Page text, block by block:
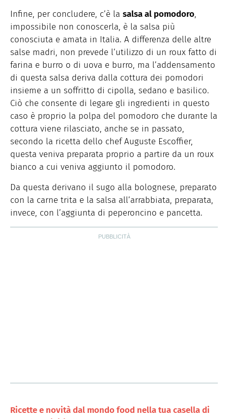
Infine, per concludere, c’è la salsa al pomodoro,
impossibile non conoscerla, è la salsa più
conosciuta e amata in Italia. A differenza delle altre
salse madri, non prevede l’utilizzo di un roux fatto di
farina e burro o di uova e burro, ma l’addensamento
di questa salsa deriva dalla cottura dei pomodori
insieme a un soffritto di cipolla, sedano e basilico.
Ciò che consente di legare gli ingredienti in questo
caso è proprio la polpa del pomodoro che durante la
cottura viene rilasciato, anche se in passato,
secondo la ricetta dello chef Auguste Escoffier,
questa veniva preparata proprio a partire da un roux
bianco a cui veniva aggiunto il pomodoro.
Da questa derivano il sugo alla bolognese, preparato
con la carne trita e la salsa all’arrabbiata, preparata,
invece, con l’aggiunta di peperoncino e pancetta.
Ricette e novità dal mondo food nella tua casella di